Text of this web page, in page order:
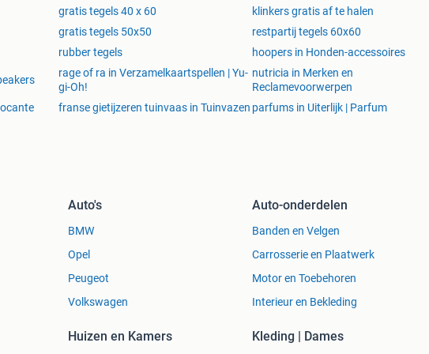
genuanceerd van kleur. Door dit mooie kleurpalet zeer
stijl. Deze flagstones zijn afkomstig uit Kroatie (Balkan) en
dik nu € 36,95 p/m2
natuursteen uit Noorwegen. Deze bikkelharde kwartsiet
hoog gehalte aan kwarts(glimmers). Door de grote en unieke
een rustige uitstraling aan uw tuin.
gratis tegels 40 x 60 klinkers gratis af te halen
gratis tegels 50x50 restpartij tegels 60x60
rubber tegels hoopers in Honden-accessoires
rage of ra in Verzamelkaartspellen | Yu-
gi-Oh!
nutricia in Merken en
Reclamevoorwerpen
franse gietijzeren tuinvaas in Tuinvazen parfums in Uiterlijk | Parfum
Auto's
BMW
Opel
Peugeot
Volkswagen
Auto-onderdelen
Banden en Velgen
Carrosserie en Plaatwerk
Motor en Toebehoren
Interieur en Bekleding
Huizen en Kamers Kleding | Dames